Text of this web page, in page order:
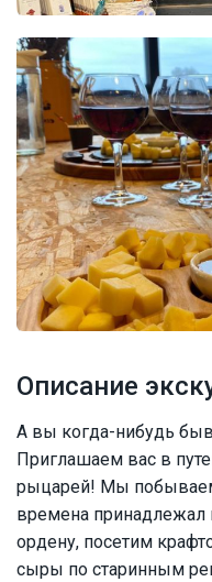
Описание
А вы когда-нибудь
Приглашаем вас в
рыцарей! Мы
времена
ордену, посетим
сыры по старинным